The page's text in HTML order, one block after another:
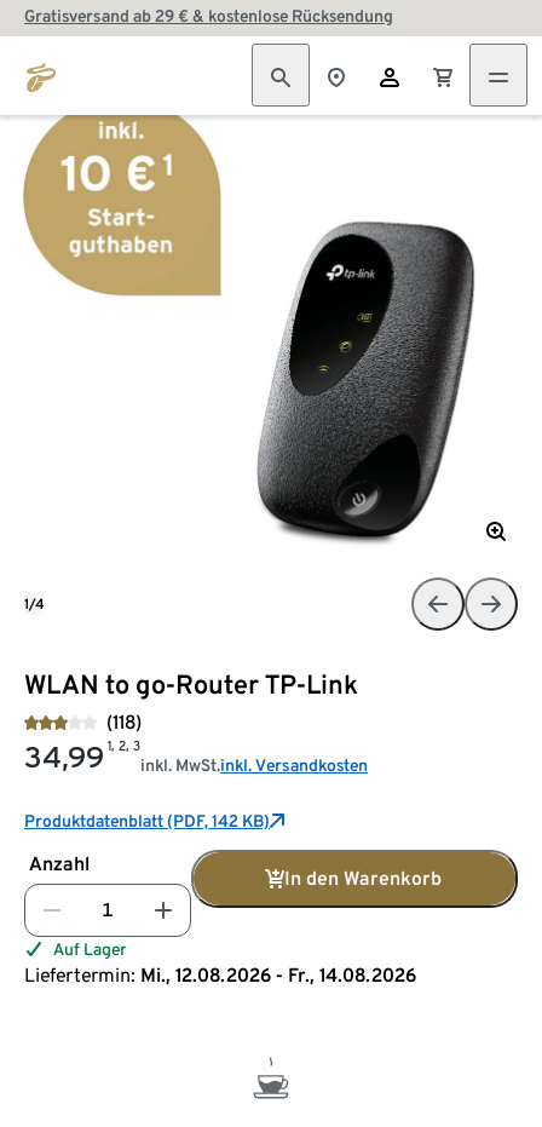
Gratisversand ab 29 € & kostenlose Rücksendung
WLAN to go-Router TP-Link
(118)
34,99 1, 2, 3
inkl. MwSt.inkl. Versandkosten
Produktdatenblatt (PDF, 142 KB)
Anzahl
In den Warenkorb
Auf Lager
Liefertermin: Mi., 12.08.2026 - Fr., 14.08.2026
1/4